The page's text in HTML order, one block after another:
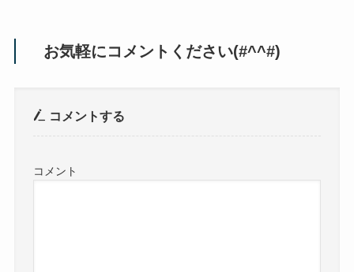
お気軽にコメントください(#^^#)
コメントする